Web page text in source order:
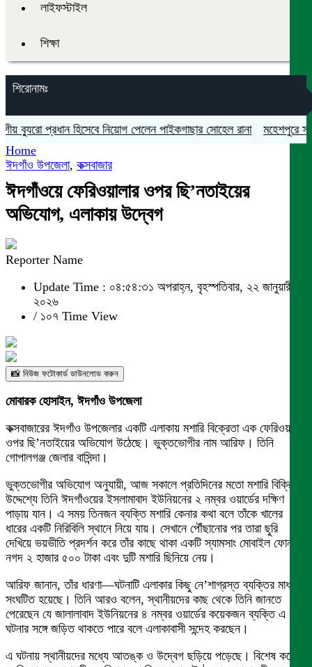
লাইফস্টাইল
শিক্ষা
শিরোনামঃ
ব্যুরো প্রধান হিসেবে নিয়োগ পেলেন পাইকগাছার সোহেল রানা মহেশপুরে
Home
ঈদগাঁও উপজেলা, কক্সবাজার
ঈদগাঁওয়ে ফেরিওয়ালার ওপর ছি’নতাইয়ের
অভিযোগ, এলাকায় উদ্বেগ
Reporter Name
Update Time : ০৪:৫৪:৩১ অপরাহ্ন, বৃহস্পতিবার, ২২ জানুয়ারী
২০২৬
/ ১০৭ Time View
📸 নিউজ ফটোকার্ড ডাউনলোড করুন
মোবারক হোসাইন, ঈদগাঁও উপজেলা
কক্সবাজারের ঈদগাঁও উপজেলার একটি এলাকায় মশারি বিক্রেতা এক ফেরিওয়ালার
ওপর ছি’নতাইয়ের অভিযোগ উঠেছে। ভুক্তভোগীর নাম আরিফ। তিনি
গোপালগঞ্জ জেলার বাসিন্দা।
ভুক্তভোগীর অভিযোগ অনুযায়ী, আজ সকালে প্রতিদিনের মতো মশারি বিক্রির
উদ্দেশ্যে তিনি ঈদগাঁওয়ের ইসলামাবাদ ইউনিয়নের ২ নম্বর ওয়ার্ডের দক্ষিণ
পাড়ায় যান। এ সময় তিনজন ব্যক্তি মশারি কেনার কথা বলে তাঁকে খালের
ধারের একটি নিরিবিলি স্থানে নিয়ে যায়। সেখানে পৌঁছানোর পর তারা ছুরি
দেখিয়ে ভয়ভীতি প্রদর্শন করে তাঁর কাছে থাকা একটি স্যামসাং মোবাইল ফোন,
নগদ ২ হাজার ৫০০ টাকা এবং দুটি মশারি ছিনিয়ে নেয়।
আরিফ জানান, তাঁর ধারণা—ঘটনাটি এলাকার কিছু নে’শাগ্রস্ত ব্যক্তির মাধ্যমে
সংঘটিত হয়েছে। তিনি আরও বলেন, স্থানীয়দের কাছ থেকে তিনি জানতে
পেরেছেন যে জালালাবাদ ইউনিয়নের ৪ নম্বর ওয়ার্ডের কয়েকজন ব্যক্তি এ
ঘটনার সঙ্গে জড়িত থাকতে পারে বলে এলাকাবাসী সন্দেহ করছেন।
এ ঘটনায় স্থানীয়দের মধ্যে আতঙ্ক ও উদ্বেগ ছড়িয়ে পড়েছে। বিশেষ করে